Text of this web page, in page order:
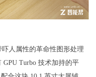
人属性的革命性图形处理
GPU Turbo 技术加持的平